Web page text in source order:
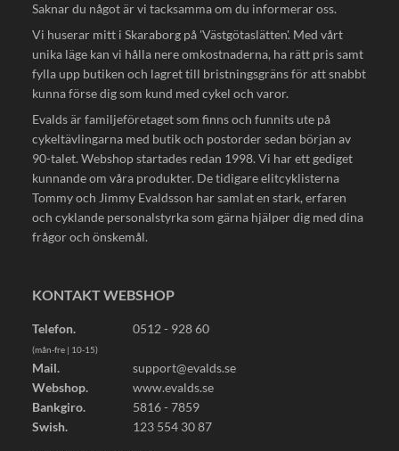
Saknar du något är vi tacksamma om du informerar oss.
Vi huserar mitt i Skaraborg på 'Västgötaslätten'. Med vårt
unika läge kan vi hålla nere omkostnaderna, ha rätt pris samt
fylla upp butiken och lagret till bristningsgräns för att snabbt
kunna förse dig som kund med cykel och varor.
Evalds är familjeföretaget som finns och funnits ute på
cykeltävlingarna med butik och postorder sedan början av
90-talet. Webshop startades redan 1998. Vi har ett gediget
kunnande om våra produkter. De tidigare elitcyklisterna
Tommy och Jimmy Evaldsson har samlat en stark, erfaren
och cyklande personalstyrka som gärna hjälper dig med dina
frågor och önskemål.
KONTAKT WEBSHOP
Telefon. 0512 - 928 60
(mån-fre | 10-15)
Mail.
support@evalds.se
Webshop.
www.evalds.se
Bankgiro.
5816 - 7859
Swish.
123 554 30 87